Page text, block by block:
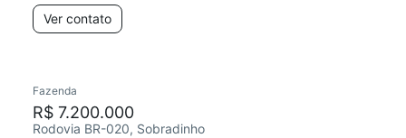
Ver contato
Chegou este mês
Fazenda
R$ 7.200.000
Rodovia BR-020, Sobradinho